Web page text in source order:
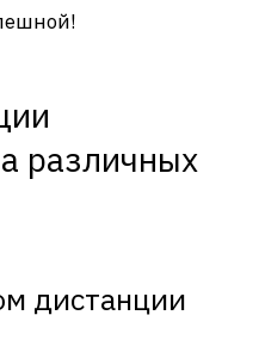
различных
дистанции